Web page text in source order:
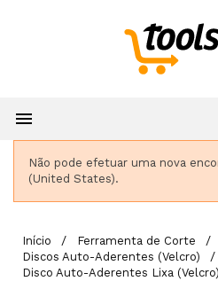

Não pode efetuar uma nova
(United States).
Início
Ferramenta de Corte
Discos Auto-Aderentes (Velcro)
Disco Auto-Aderentes Lixa (Velcro)